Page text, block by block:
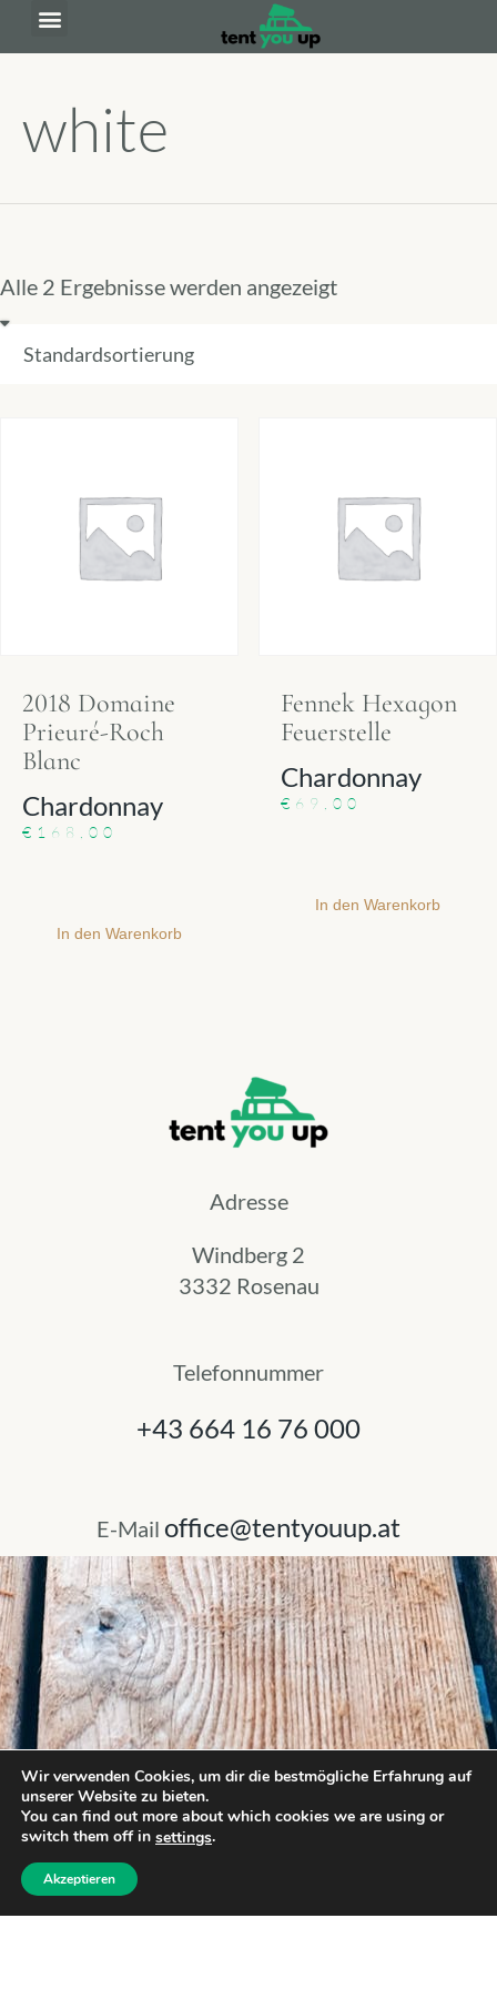
white
Alle 2 Ergebnisse werden angezeigt
2018 Domaine
Prieuré-Roch
Blanc
Chardonnay
€ 168,00
In den Warenkorb
Fennek Hexagon
Feuerstelle
Chardonnay
€ 69,00
In den Warenkorb
Adresse
Windberg 2
3332 Rosenau
Telefonnummer
+43 664 16 76 000
E-Mail office@tentyouup.at
Wir verwenden Cookies, um dir die bestmögliche Erfahrung auf
unserer Website zu bieten.
You can find out more about which cookies we are using or
switch them off in settings.
Akzeptieren